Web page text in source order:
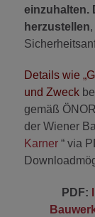
einzuhalten.
herzustellen
Details wie
und Zweck
gemäß
der Wiener
Karner “ via
PDF: